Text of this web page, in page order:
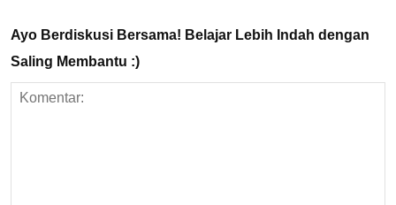
Ayo Berdiskusi Bersama! Belajar Lebih Indah dengan
Saling Membantu :)